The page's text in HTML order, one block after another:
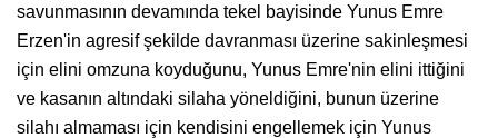
savunmasının devamında tekel bayisinde Yunus Emre
Erzen'in agresif şekilde davranması üzerine sakinleşmesi
için elini omzuna koyduğunu, Yunus Emre'nin elini ittiğini
ve kasanın altındaki silaha yöneldiğini, bunun üzerine
silahı almaması için kendisini engellemek için Yunus